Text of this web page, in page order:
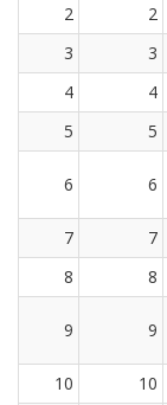
2
2
3
3
4
4
5
5
6 6
7 7
8
8
9 9
10 10